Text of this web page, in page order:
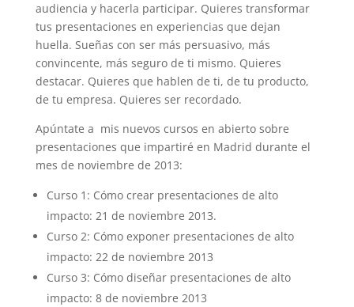
audiencia y hacerla participar. Quieres transformar
tus presentaciones en experiencias que dejan
huella. Sueñas con ser más persuasivo, más
convincente, más seguro de ti mismo. Quieres
destacar. Quieres que hablen de ti, de tu producto,
de tu empresa. Quieres ser recordado.
Apúntate a mis nuevos cursos en abierto sobre
presentaciones que impartiré en Madrid durante el
mes de noviembre de 2013:
Curso 1: Cómo crear presentaciones de alto
impacto: 21 de noviembre 2013.
Curso 2: Cómo exponer presentaciones de alto
impacto: 22 de noviembre 2013
Curso 3: Cómo diseñar presentaciones de alto
impacto: 8 de noviembre 2013